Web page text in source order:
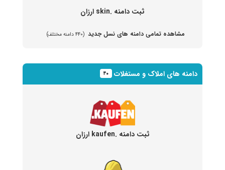
ثبت دامنه .skin ارزان
مشاهده تمامی دامنه های نسل جدید (۴۴۰ دامنه مختلف)
دامنه های املاک و مستغلات ۴۰
ثبت دامنه .kaufen ارزان